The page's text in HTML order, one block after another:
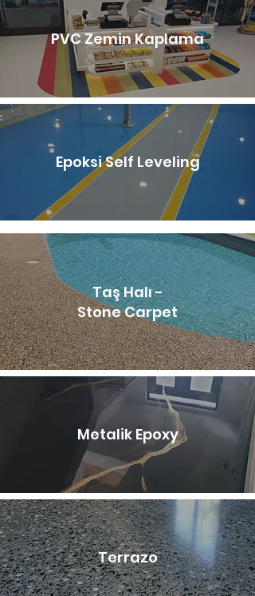
PVC Zemin Kaplama
Epoksi Self Leveling
Taş Halı -
Stone Carpet
Metalik Epoxy
Terrazo